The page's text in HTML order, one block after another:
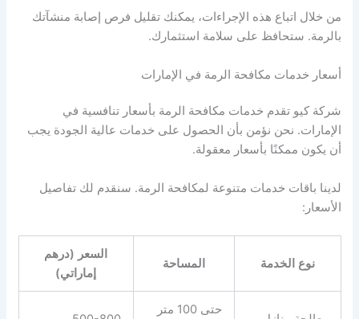
من خلال اتباع هذه الإجراءات، يمكنك تقليل فرص إصابة منشآتك
بالرمة. ستحافظ على سلامة استثمارك.
أسعار خدمات مكافحة الرمة في الإمارات
شركة كيو تقدم خدمات مكافحة الرمة بأسعار تنافسية في
الإمارات. نحن نؤمن بأن الحصول على خدمات عالية الجودة يجب
أن يكون ممكنًا بأسعار معقولة.
لدينا باقات خدمات متنوعة لمكافحة الرمة. سنقدم لك تفاصيل
الأسعار:
نوع الخدمة المساحة
السعر (درهم
إماراتي)
حتى 100 متر